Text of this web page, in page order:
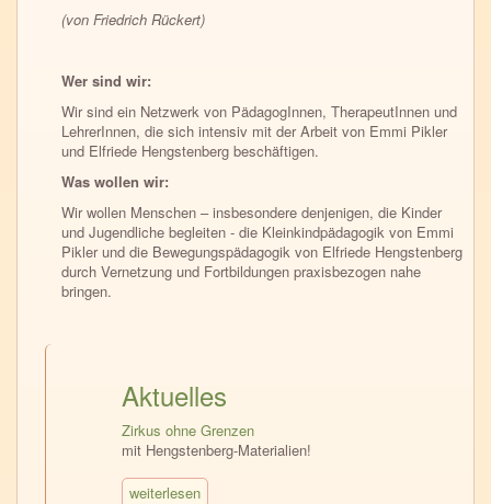
(von Friedrich Rückert)
Wer sind wir:
Wir sind ein Netzwerk von PädagogInnen, TherapeutInnen und
LehrerInnen, die sich intensiv mit der Arbeit von Emmi Pikler
und Elfriede Hengstenberg beschäftigen.
Was wollen wir:
Wir wollen Menschen – insbesondere denjenigen, die Kinder
und Jugendliche begleiten - die Kleinkindpädagogik von Emmi
Pikler und die Bewegungspädagogik von Elfriede Hengstenberg
durch Vernetzung und Fortbildungen praxisbezogen nahe
bringen.
Aktuelles
Zirkus ohne Grenzen
mit Hengstenberg-Materialien!
weiterlesen